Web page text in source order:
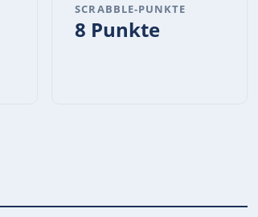
SCRABBLE-PUNKTE
8 Punkte